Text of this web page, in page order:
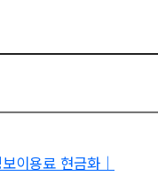
이용료 현금화｜